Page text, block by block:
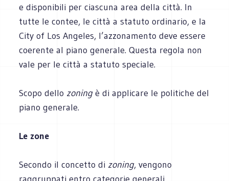
e disponibili per ciascuna area della città. In
tutte le contee, le città a statuto ordinario, e la
City of Los Angeles, l’azzonamento deve essere
coerente al piano generale. Questa regola non
vale per le città a statuto speciale.
Scopo dello zoningè di applicare le politiche del
piano generale.
Le zone
Secondo il concetto di zoning, vengono